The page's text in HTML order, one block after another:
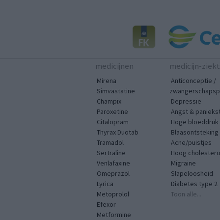
medicijnen
Mirena
Simvastatine
Champix
Paroxetine
Citalopram
Thyrax Duotab
Tramadol
Sertraline
Venlafaxine
Omeprazol
Lyrica
Metoprolol
Efexor
Metformine
medicijn-
Anticonceptie /
Depressie
Angst &
Hoge bloeddruk
Blaasontsteking
Acne/puistjes
Hoog
Migraine
Slapeloosheid
Diabetes type 2
Toon alle...